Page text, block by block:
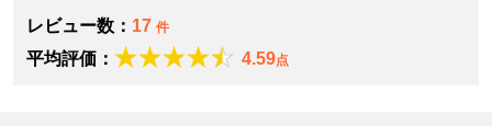
レビュー数： 17 件
平均評価： 4.59点